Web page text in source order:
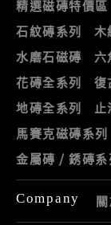
精選磁磚特價區
石紋磚系列
木
水磨石磁磚
六
花磚全系列
復
地磚全系列
止
馬賽克磁磚系列
金屬磚 / 銹磚系
Company